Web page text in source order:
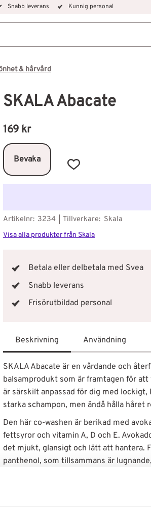
Snabb leverans Kunnig personal
& hårvård
SKALA Abacate
169 kr
Lägg till i favoriter
Bevaka
Artikelnr 3234 Tillverkare Skala
Visa alla produkter från Skala
Beskrivning Användning
SKALA Abacate är en vårdande och
balsamprodukt som är framtagen för
är särskilt anpassad för dig med
starka schampon, men ändå hålla
Den här co-washen är berikad med
fettsyror och vitamin A, D och E.
det mjukt, glansigt och lätt att hantera.
panthenol, som tillsammans är
och hårbotten. Det gör produkten
SKALA Abacate är 100 % vegansk och
Betala eller delbetala med Svea
Snabb leverans
Frisörutbildad personal